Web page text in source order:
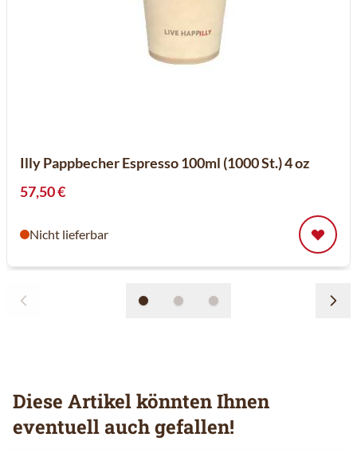
Illy Pappbecher Espresso 100ml (1000 St.) 4 oz
57,50 €
Nicht lieferbar
Diese Artikel könnten Ihnen
eventuell auch gefallen!